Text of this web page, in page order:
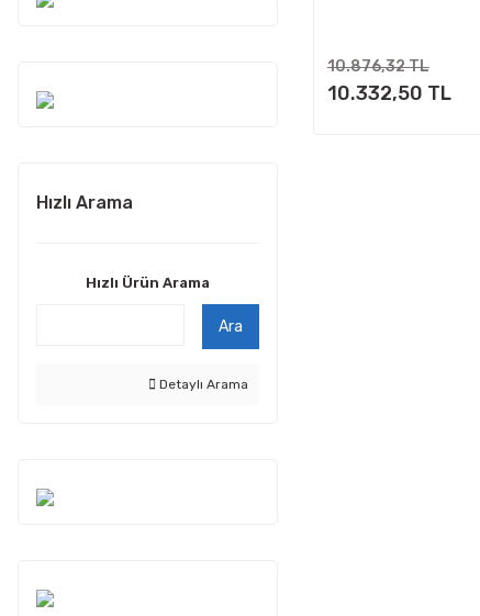
Hızlı Arama
Hızlı Ürün Arama
Ara
Detaylı Arama
10.876,32 TL
10.332,50 TL